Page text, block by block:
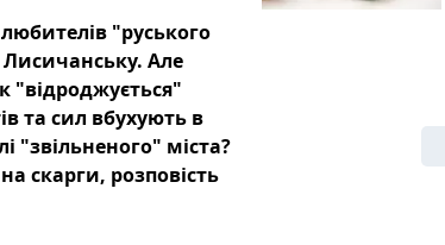
"руського
Але
"відроджується"
та сил вбухують в
"звільненого" міста?
скарги, розповість